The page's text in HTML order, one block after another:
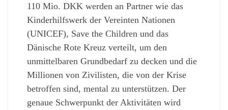
110 Mio. DKK werden an Partner wie das
Kinderhilfswerk der Vereinten Nationen
(UNICEF), Save the Children und das
Dänische Rote Kreuz verteilt, um den
unmittelbaren Grundbedarf zu decken und die
Millionen von Zivilisten, die von der Krise
betroffen sind, mental zu unterstützen. Der
genaue Schwerpunkt der Aktivitäten wird